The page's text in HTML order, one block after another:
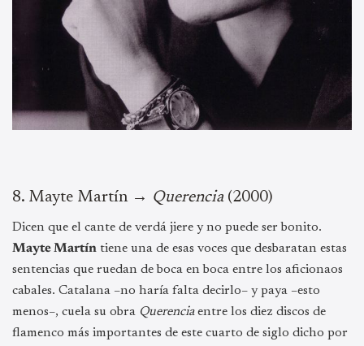
8.⁠ ⁠Mayte Martín → Querencia(2000)
Dicen que el cante de verdá jiere y no puede ser bonito.
Mayte Martín tiene una de esas voces que desbaratan estas
sentencias que ruedan de boca en boca entre los aficionaos
cabales. Catalana –no haría falta decirlo– y paya –esto
menos–, cuela su obra Querenciaentre los diez discos de
flamenco más importantes de este cuarto de siglo dicho por